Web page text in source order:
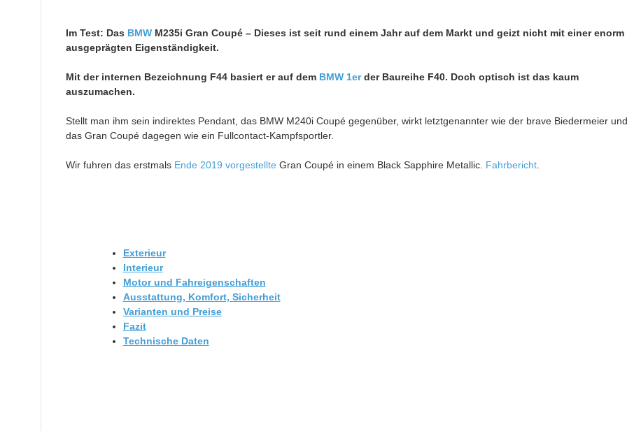
Im Test: Das BMWM235i Gran Coupé – Dieses ist seit rund einem Jahr auf dem Markt und geizt nicht mit einer enorm
ausgeprägten Eigenständigkeit.
Mit der internen Bezeichnung F44 basiert er auf dem BMW 1erder Baureihe F40. Doch optisch ist das kaum
auszumachen.
Stellt man ihm sein indirektes Pendant, das BMW M240i Coupé gegenüber, wirkt letztgenannter wie der brave Biedermeier und
das Gran Coupé dagegen wie ein Fullcontact-Kampfsportler.
Wir fuhren das erstmals Ende 2019 vorgestellte Gran Coupé in einem Black Sapphire Metallic. Fahrbericht.
Exterieur
Interieur
Motor und Fahreigenschaften
Ausstattung, Komfort, Sicherheit
Varianten und Preise
Fazit
Technische Daten